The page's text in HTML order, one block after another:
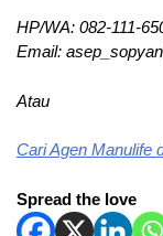
HP/WA: 082-111-
Email:
Atau
Cari Agen Manulife
Spread the love